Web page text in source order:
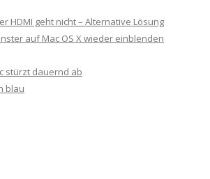
HDMI geht nicht – Alternative Lösung
auf Mac OS X wieder einblenden
stürzt dauernd ab
blau